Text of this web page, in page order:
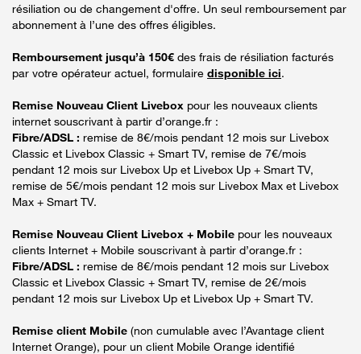
résiliation ou de changement d'offre. Un seul remboursement par
abonnement à l’une des offres éligibles.
Remboursement jusqu’à 150€ des frais de résiliation facturés
par votre opérateur actuel, formulaire disponible ici.
Remise Nouveau Client Livebox pour les nouveaux clients
internet souscrivant à partir d’orange.fr :
Fibre/ADSL : remise de 8€/mois pendant 12 mois sur Livebox
Classic et Livebox Classic + Smart TV, remise de 7€/mois
pendant 12 mois sur Livebox Up et Livebox Up + Smart TV,
remise de 5€/mois pendant 12 mois sur Livebox Max et Livebox
Max + Smart TV.
Remise Nouveau Client Livebox + Mobile pour les nouveaux
clients Internet + Mobile souscrivant à partir d’orange.fr :
Fibre/ADSL : remise de 8€/mois pendant 12 mois sur Livebox
Classic et Livebox Classic + Smart TV, remise de 2€/mois
pendant 12 mois sur Livebox Up et Livebox Up + Smart TV.
Remise client Mobile (non cumulable avec l’Avantage client
Internet Orange), pour un client Mobile Orange identifié